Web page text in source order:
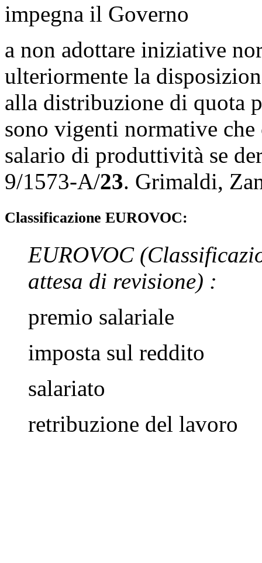
impegna il Governo
a non adottare iniziative
ulteriormente la
alla distribuzione di quota
sono vigenti normative che
salario di produttività se
9/1573-A/23. Grimaldi,
Classificazione EUROVOC:
EUROVOC
attesa di revisione) :
premio salariale
imposta sul reddito
salariato
retribuzione del lavoro